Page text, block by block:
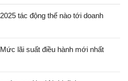
tác động thế nào tới doanh
lãi suất điều hành mới nhất